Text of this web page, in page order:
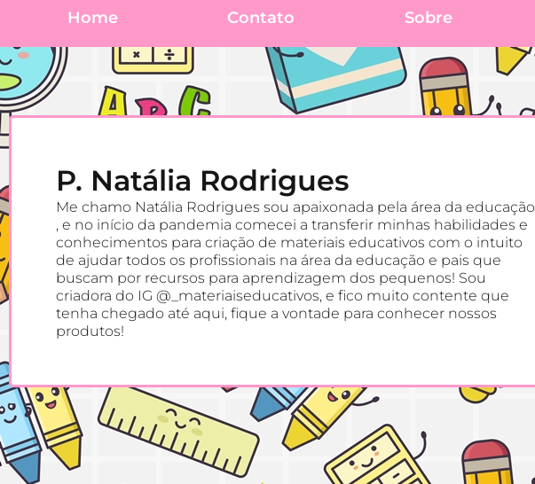
Home Contato Sobre
P. Natália Rodrigues
Me chamo Natália Rodrigues sou apaixonada pela área da educação
, e no início da pandemia comecei a transferir minhas habilidades e
conhecimentos para criação de materiais educativos com o intuito
de ajudar todos os profissionais na área da educação e pais que
buscam por recursos para aprendizagem dos pequenos! Sou
criadora do IG @_materiaiseducativos, e fico muito contente que
tenha chegado até aqui, fique a vontade para conhecer nossos
produtos!